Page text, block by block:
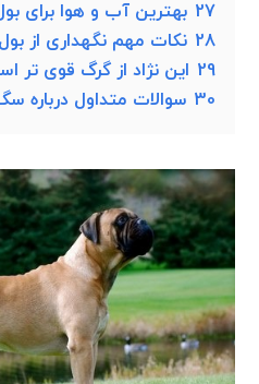
27 بهترین آب و هوا برای
28 نکات مهم نگهداری از
29 این نژاد از گرگ قوی تر
30 سوالات متداول درباره